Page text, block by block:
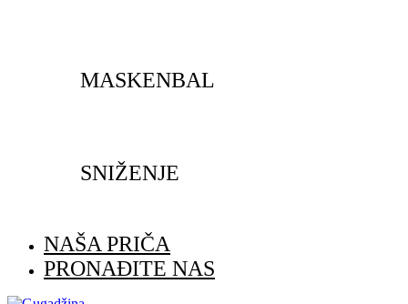
MASKENBAL
SNIŽENJE
NAŠA PRIČA
PRONAĐITE NAS